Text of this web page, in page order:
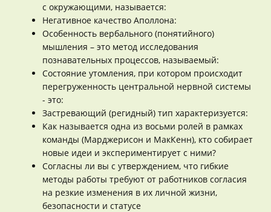
с окружающими, называется:
Негативное качество Аполлона:
Особенность вербального (понятийного)
мышления – это метод исследования
познавательных процессов, называемый:
Состояние утомления, при котором происходит
перегруженность центральной нервной системы
- это:
Застревающий (регидный) тип характеризуется:
Как называется одна из восьми ролей в рамках
команды (Марджерисон и МакКенн), кто собирает
новые идеи и экспериментирует с ними?
Согласны ли вы с утверждением, что гибкие
методы работы требуют от работников согласия
на резкие изменения в их личной жизни,
безопасности и статусе